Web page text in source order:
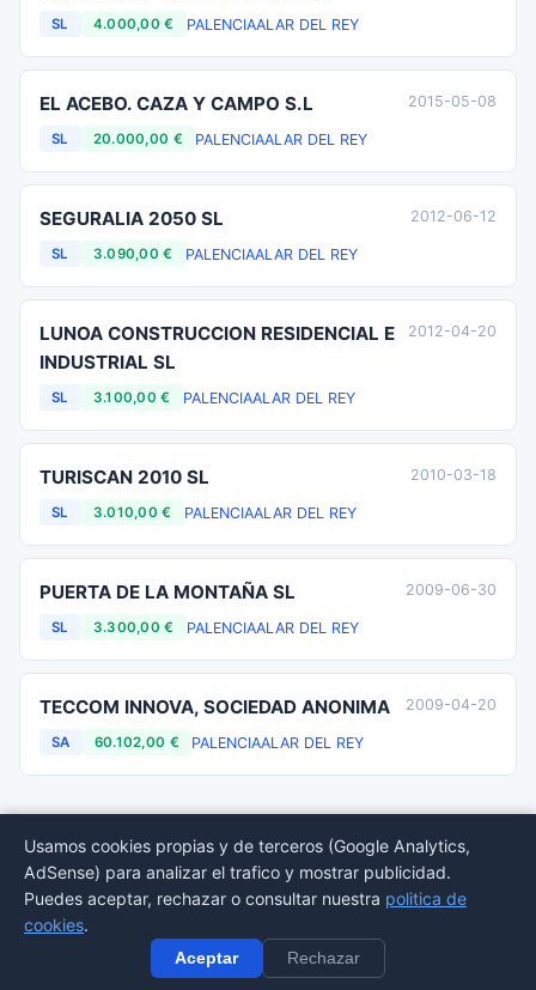
SL 4.000,00 € PALENCIAALAR DEL REY
EL ACEBO. CAZA Y CAMPO S.L
SL 20.000,00 € PALENCIAALAR DEL REY
2015-05-08
SEGURALIA 2050 SL
SL 3.090,00 € PALENCIAALAR DEL REY
2012-06-12
LUNOA CONSTRUCCION RESIDENCIAL E
INDUSTRIAL SL
SL 3.100,00 € PALENCIAALAR DEL REY
2012-04-20
TURISCAN 2010 SL
SL 3.010,00 € PALENCIAALAR DEL REY
2010-03-18
PUERTA DE LA MONTAÑA SL
SL 3.300,00 € PALENCIAALAR DEL REY
2009-06-30
TECCOM INNOVA, SOCIEDAD ANONIMA
SA 60.102,00 € PALENCIAALAR DEL REY
2009-04-20
© 2026 BORMEDirectorio — Datos publicos del Registro Mercantil
Provincias
legal
Usamos cookies propias y de terceros (Google Analytics,
AdSense) para analizar el trafico y mostrar publicidad.
Puedes aceptar, rechazar o consultar nuestra politica de
cookies.
Aceptar Rechazar